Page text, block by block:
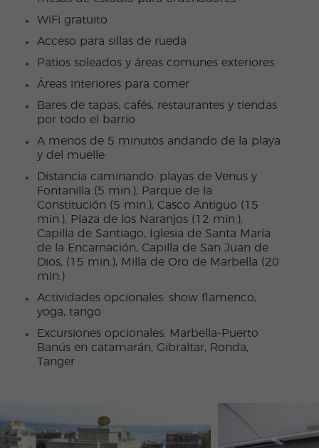
WiFi gratuito
Acceso para sillas de rueda
Patios soleados y áreas comunes exteriores
Áreas interiores para comer
Bares de tapas, cafés, restaurantes y tiendas
por todo el barrio
A menos de 5 minutos andando de la playa
y del muelle
Distancia caminando: playas de Venus y
Fontanilla (5 min.), Parque de la
Constitución (5 min.), Casco Antiguo (15
min.), Plaza de los Naranjos (12 min.),
Capilla de Santiago, Iglesia de Santa María
de la Encarnación, Capilla de San Juan de
Dios, (15 min.), Milla de Oro de Marbella (20
min.)
Actividades opcionales: show flamenco,
yoga, tango
Excursiones opcionales: Marbella-Puerto
Banús en catamarán, Gibraltar, Ronda,
Tanger